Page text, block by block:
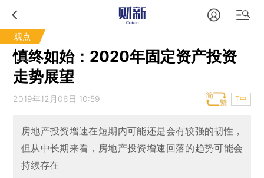
观点
慎终如始：2020年固定资产投资
走势展望
2019年12月06日 10:59 T中
房地产投资增速在短期内可能还是会有较强的韧性，
但从中长期来看，房地产投资增速回落的趋势可能会
持续存在